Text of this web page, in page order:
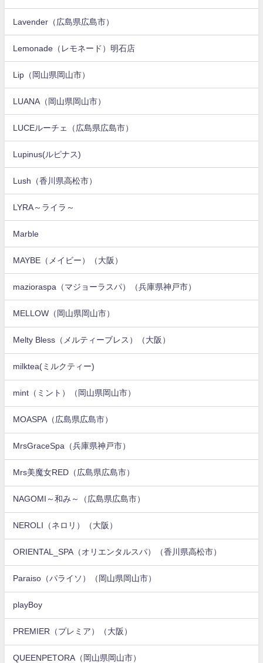
Lavender（広島県広島市）
Lemonade（レモネード）明石店
Lip（岡山県岡山市）
LUANA（岡山県岡山市）
LUCEルーチェ（広島県広島市）
Lupinus(ルピナス)
Lush（香川県高松市）
LYRA～ライラ～
Marble
MAYBE（メイビー）（大阪）
mazioraspa（マジョーラスパ）（兵庫県神戸市）
MELLOW（岡山県岡山市）
Melty Bless（メルティーブレス）（大阪）
milktea(ミルクティー)
mint（ミント）（岡山県岡山市）
MOASPA（広島県広島市）
MrsGraceSpa（兵庫県神戸市）
Mrs美魔女RED（広島県広島市）
NAGOMI～和み～（広島県広島市）
NEROLI（ネロリ）（大阪）
ORIENTAL_SPA（オリエンタルスパ）（香川県高松市）
Paraiso（パライソ）（岡山県岡山市）
playBoy
PREMIER（プレミア）（大阪）
QUEENPETORA（岡山県岡山市）